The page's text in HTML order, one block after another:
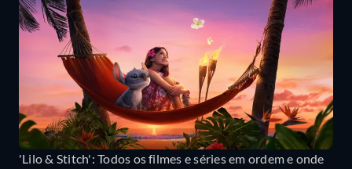
'Lilo & Stitch': Todos os filmes e séries em ordem e onde